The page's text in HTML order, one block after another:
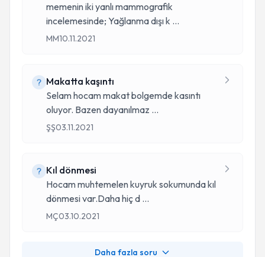
memenin iki yanlı mammografik
incelemesinde; Yağlanma dışı k ...
MM10.11.2021
Makatta kaşıntı
Selam hocam makat bolgemde kasıntı
oluyor. Bazen dayanılmaz ...
ŞŞ03.11.2021
Kıl dönmesi
Hocam muhtemelen kuyruk sokumunda kıl
dönmesi var.Daha hiç d ...
MÇ03.10.2021
Daha fazla soru